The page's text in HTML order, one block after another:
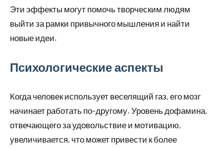
Эти эффекты могут помочь творческим людям
выйти за рамки привычного мышления и найти
новые идеи.
Психологические аспекты
Когда человек использует веселящий газ, его мозг
начинает работать по-другому. Уровень дофамина,
отвечающего за удовольствие и мотивацию,
увеличивается, что может привести к более